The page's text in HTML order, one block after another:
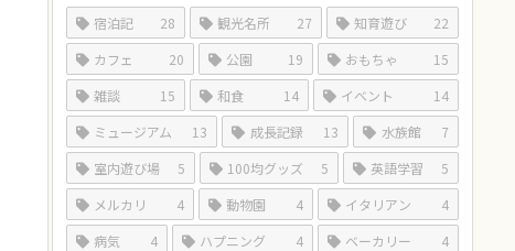
宿泊記 28 観光名所 27 知育遊び
22
カフェ
20 公園 19 おもちゃ
15
雑談
15 和食 14 イベント
14
ミュージアム
13 成長記録 13 水族館
7
室内遊び場
5 100均グッズ 5 英語学習
5
メルカリ
4 動物園 4 イタリアン
4
病気
4 ハプニング 4 ベーカリー
4